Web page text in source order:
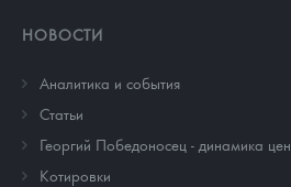
НОВОСТИ
Аналитика и события
Cтатьи
Георгий Победоносец - динамика цен
Котировки